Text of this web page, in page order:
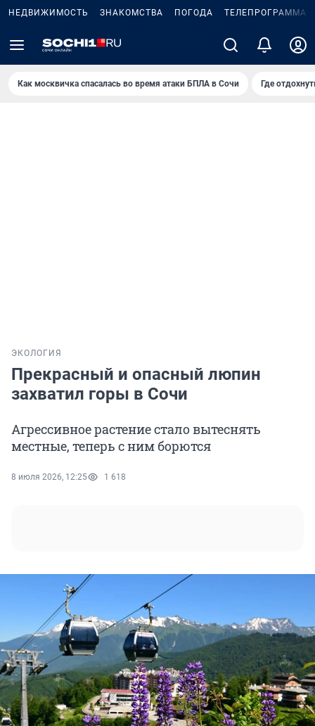
НЕДВИЖИМОСТЬ ЗНАКОМСТВА ПОГОДА ТЕЛЕПРОГРАММА
Как москвичка спасалась во время атаки БПЛА в Сочи Где
ЭКОЛОГИЯ
Прекрасный и опасный люпин
захватил горы в Сочи
Агрессивное растение стало вытеснять
местные, теперь с ним борются
8 июля 2026, 12:25 1 618